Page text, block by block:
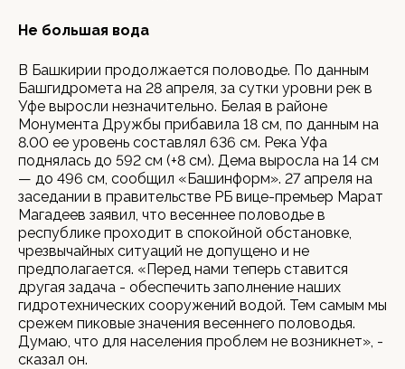
Не большая вода
В Башкирии продолжается половодье. По данным
Башгидромета на 28 апреля, за сутки уровни рек в
Уфе выросли незначительно. Белая в районе
Монумента Дружбы прибавила 18 см, по данным на
8.00 ее уровень составлял 636 см. Река Уфа
поднялась до 592 см (+8 см). Дема выросла на 14 см
— до 496 см, сообщил «Башинформ». 27 апреля на
заседании в правительстве РБ вице-премьер Марат
Магадеев заявил, что весеннее половодье в
республике проходит в спокойной обстановке,
чрезвычайных ситуаций не допущено и не
предполагается. «Перед нами теперь ставится
другая задача - обеспечить заполнение наших
гидротехнических сооружений водой. Тем самым мы
срежем пиковые значения весеннего половодья.
Думаю, что для населения проблем не возникнет», -
сказал он.